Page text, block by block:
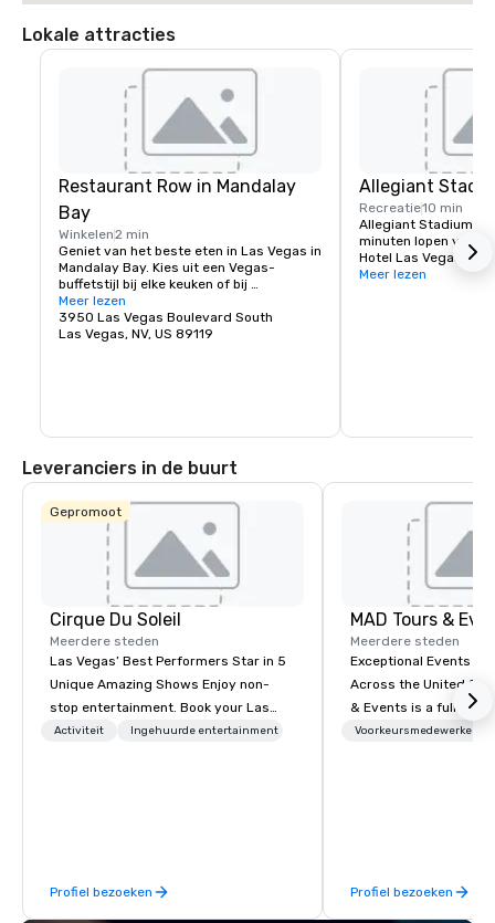
Lokale attracties
Restaurant Row in Mandalay
Bay
Winkelen2 min
Geniet van het beste eten in Las Vegas in
Mandalay Bay. Kies uit een Vegas-
buffetstijl bij elke keuken of bij
reserveringen voor lekker eten.
Meer lezen
3950 Las Vegas Boulevard South
Las Vegas, NV, US 89119
Allegiant
Recreatie10 min
Allegiant Stadium
minuten lopen van
Hotel Las Vegas en
wereldklasse,
Meer lezen
Leveranciers in de buurt
Gepromoot
Cirque Du Soleil
Meerdere steden
Las Vegas’ Best Performers Star in 5
Unique Amazing Shows Enjoy non-
stop entertainment. Book your Las
Vegas show tickets.
Activiteit Ingehuurde entertainment
Profiel bezoeken
MAD Tours &
Meerdere steden
Exceptional Events &
Across the United States! MAD
& Events is a full-
Management
sourcing,
transportation, VIP
Voorkeursmedewerkers
Profiel bezoeken